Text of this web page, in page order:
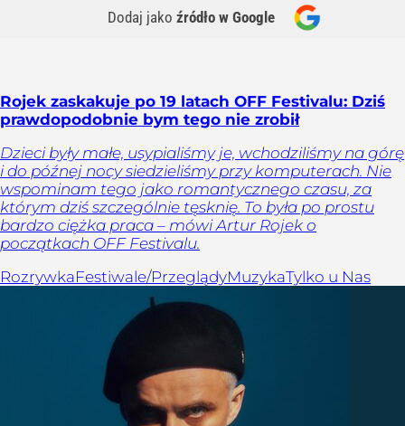
Dodaj jako źródło w Google
Rojek zaskakuje po 19 latach OFF Festivalu: Dziś
prawdopodobnie bym tego nie zrobił
Dzieci były małe, usypialiśmy je, wchodziliśmy na górę
i do późnej nocy siedzieliśmy przy komputerach. Nie
wspominam tego jako romantycznego czasu, za
którym dziś szczególnie tęsknię. To była po prostu
bardzo ciężka praca – mówi Artur Rojek o
początkach OFF Festivalu.
RozrywkaFestiwale/PrzeglądyMuzykaTylko u Nas